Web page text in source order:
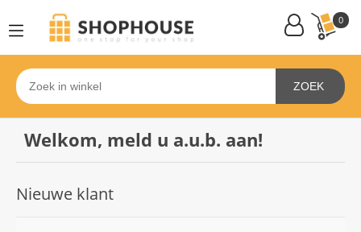
0
ZOEK
Welkom, meld u a.u.b. aan!
Nieuwe klant